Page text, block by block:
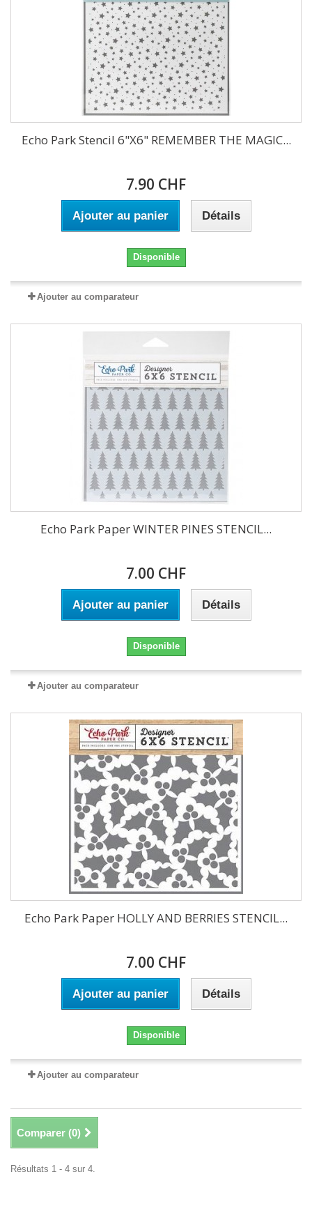
Echo Park Stencil 6"X6" REMEMBER THE MAGIC...
7.90 CHF
Ajouter au panier Détails
Disponible
Ajouter au comparateur
Echo Park Paper WINTER PINES STENCIL...
7.00 CHF
Ajouter au panier Détails
Disponible
Ajouter au comparateur
Echo Park Paper HOLLY AND BERRIES STENCIL...
7.00 CHF
Ajouter au panier Détails
Disponible
Ajouter au comparateur
Comparer (0)
Résultats 1 - 4 sur 4.